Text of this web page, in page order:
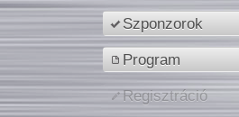
Szponzorok
Program
Regisztráció